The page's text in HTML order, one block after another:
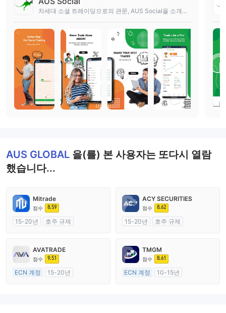
차세대 소셜 트레이딩으로의 관문, AUS Social을 소개합
AUS GLOBAL 을(를) 본 사용자는 또다시 열람
했습니다...
Mitrade
점수 8.59
15-20년
호주 규제
ACY SECURITIES
점수 8.62
15-20년
호주 규제
마스터 레이블 MT4
AVATRADE
점수 9.51
ECN 계정
15-20년
TMGM
점수 8.61
ECN 계정
10-15년